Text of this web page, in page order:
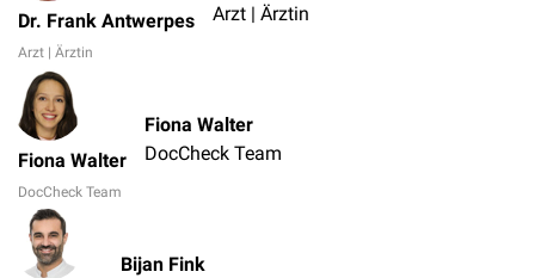
Dr. Frank Antwerpes
Arzt | Ärztin
Arzt | Ärztin
Fiona Walter
DocCheck Team
Fiona Walter
DocCheck Team
Bijan Fink